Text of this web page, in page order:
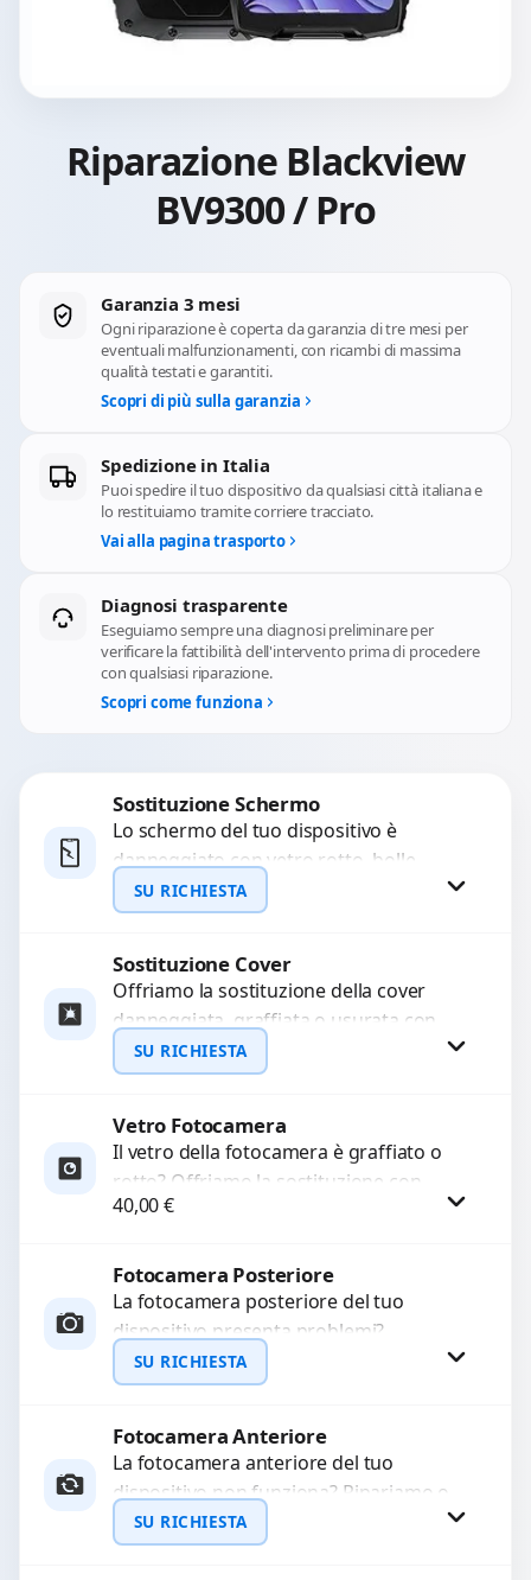
Riparazione Blackview
BV9300 / Pro
Garanzia 3 mesi
Ogni riparazione è coperta da garanzia di tre mesi per
eventuali malfunzionamenti, con ricambi di massima
qualità testati e garantiti.
Scopri di più sulla garanzia
Spedizione in Italia
Puoi spedire il tuo dispositivo da qualsiasi città italiana e
lo restituiamo tramite corriere tracciato.
Vai alla pagina trasporto
Diagnosi trasparente
Eseguiamo sempre una diagnosi preliminare per
verificare la fattibilità dell'intervento prima di procedere
con qualsiasi riparazione.
Scopri come funziona
Sostituzione Schermo
Lo schermo del tuo dispositivo è
danneggiato con vetro rotto, bolle,
macchie, schermo nero o pixel morti?
Sostituiamo schermi completi...
SU RICHIESTA
Richiedi Preventivo
WhatsApp
Sostituzione Cover
Offriamo la sostituzione della cover
danneggiata, graffiata o usurata con
ricambi di alta qualità e garantiti.
Ripristiniamo l’aspetto estetico e...
SU RICHIESTA
Richiedi Preventivo
Vetro Fotocamera
Il vetro della fotocamera è graffiato o
rotto? Offriamo la sostituzione con
ricambi di alta qualità garantiti per 3
40,00€
Procedi
Fotocamera Posteriore
La fotocamera posteriore del tuo
dispositivo presenta problemi?
Interveniamo per risolvere guasti come
immagini sfocate, messa a fuoco non
SU RICHIESTA
Richiedi Preventivo
WhatsApp
Fotocamera Anteriore
La fotocamera anteriore del tuo
dispositivo non funziona? Ripariamo o
sostituiamo fotocamere guaste con
problemi come immagini sfocate, messa
SU RICHIESTA